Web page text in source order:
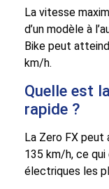
La vitesse
d’un modèle à
Bike peut
km/h.
Quelle est
rapide ?
La Zero FX
135 km/h, ce
électriques les